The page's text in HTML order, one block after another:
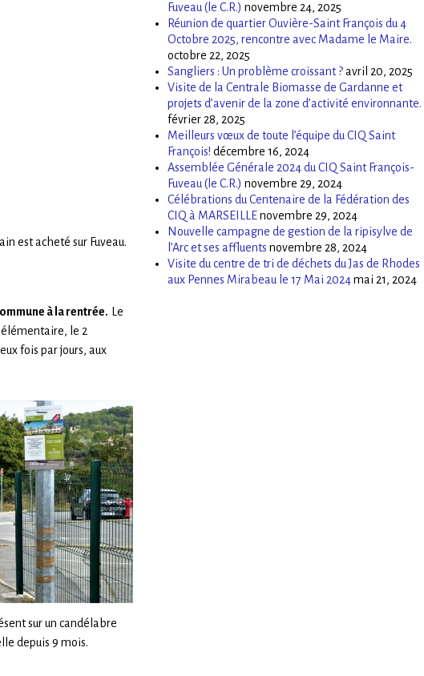
est acheté sur Fuveau.
à la rentrée. Le
élémentaire, le 2
fois par jours, aux
sur un candélabre
depuis 9 mois.
Fuveau (le C.R.) novembre 24, 2025
Réunion de quartier Ouvière-Saint François du 4
Octobre 2025, rencontre avec Madame le Maire.
octobre 22, 2025
Sangliers : Un problème croissant ?avril 20, 2025
Visite de la Centrale Biomasse de Gardanne et
projets d’avenir de la zone d’activité environnante.
février 28, 2025
Meilleurs vœux de toute l’équipe du CIQ Saint
François! décembre 16, 2024
Assemblée Générale 2024 du CIQ Saint François-
Fuveau (le C.R.) novembre 29, 2024
Célébrations du Centenaire de la Fédération des
CIQ à MARSEILLEnovembre 29, 2024
Nouvelle campagne de gestion de la ripisylve de
l’Arc et ses affluents novembre 28, 2024
Visite du centre de tri de déchets du Jas de Rhodes
aux Pennes Mirabeau le 17 Mai 2024mai 21, 2024